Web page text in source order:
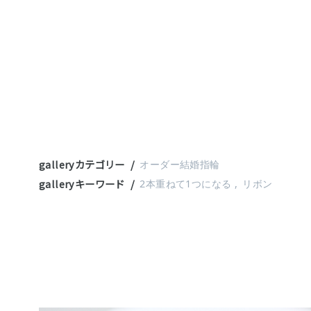
galleryカテゴリー オーダー結婚指輪
galleryキーワード 2本重ねて1つになる リボン